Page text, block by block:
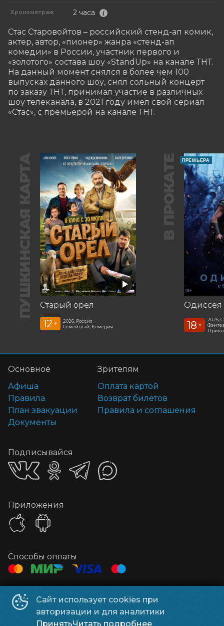
Хронометраж 2 часа
Стас Старовойтов – российский стенд-ап комик,
актер, автор, «пионер» жанра «стенд-ап
комедии» в России, участник первого и
«золотого» состава шоу «StandUp» на канале ТНТ.
На данный момент снялся в более чем 100
выпусках данного шоу, снял сольный концерт
по заказу ТНТ, принимал участие в различных
шоу телеканала, в 2021 году имел свой сериал
«Стас», с премьерой на канале ТНТ.
ПУШКИНСКАЯ КАРТА Старый орёл
12 +
2026, Россия
Семейный, Комедия
В ПРОКАТЕ ПРЕМЬЕРА
Одиссея
18 +
2026,
Сайт использует cookies при
авторизации и для аналитики
ПринятьЧитать подробнее
Основное
Афиша
Правила
План эвакуации
Документы
Зрителям
Оплата картой
Возврат билетов
Правила и соглашения
Подписывайся
Приложения
Способы оплаты
Контакты
Администратор
+7 978 099-25-52
Рекламодателям office@saturn-imax.ru